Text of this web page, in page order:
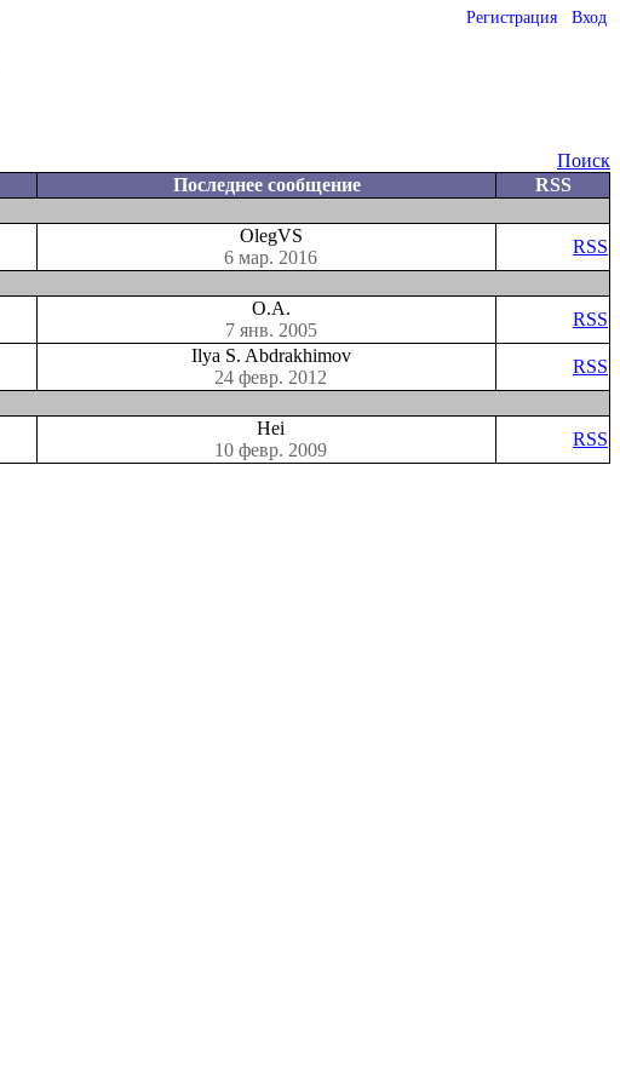
Регистрация Вход
Поиск
Последнее сообщение
RSS
OlegVS
6 мар. 2016
RSS
О.А.
7 янв. 2005
RSS
Ilya S. Abdrakhimov
24 февр. 2012
RSS
Hei
10 февр. 2009
RSS